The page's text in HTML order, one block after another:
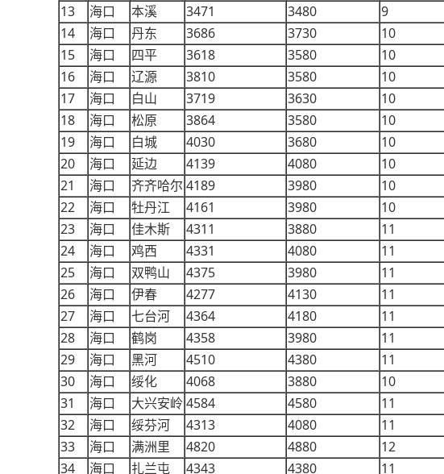
13
海口 本溪 3471 3480
9
14
海口 丹东 3686 3730
10
15
海口 四平 3618 3580
10
16
海口 辽源 3810 3580
10
17
海口 白山 3719 3630
10
18
海口 松原 3864 3580
10
19
海口 白城 4030 3680
10
20
海口 延边 4139 4080
10
21
海口 齐齐哈尔 4189 3980
10
22
海口 牡丹江 4161 3980
10
23
海口 佳木斯 4311 3880
11
24
海口 鸡西 4331 4080
11
25
海口 双鸭山 4375 3980
11
26
海口 伊春 4277 4130
11
27
海口 七台河 4364 4180
11
28
海口 鹤岗 4358 3980
11
29
海口 黑河 4510 4380
11
30
海口 绥化 4068 3880
10
31
海口 大兴安岭 4584 4580
11
32
海口 绥芬河 4313 4080
11
33
海口 满洲里 4820 4880
12
34
海口 扎兰屯 4343 4380 11